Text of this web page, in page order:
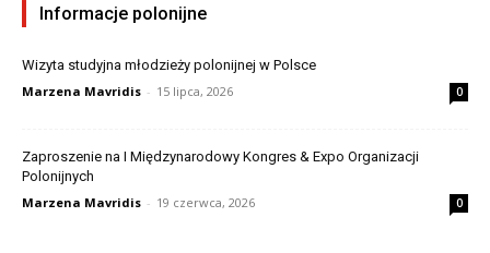
Informacje polonijne
Wizyta studyjna młodzieży polonijnej w Polsce
Marzena Mavridis - 15 lipca, 2026 0
Zaproszenie na I Międzynarodowy Kongres & Expo Organizacji
Polonijnych
Marzena Mavridis - 19 czerwca, 2026 0